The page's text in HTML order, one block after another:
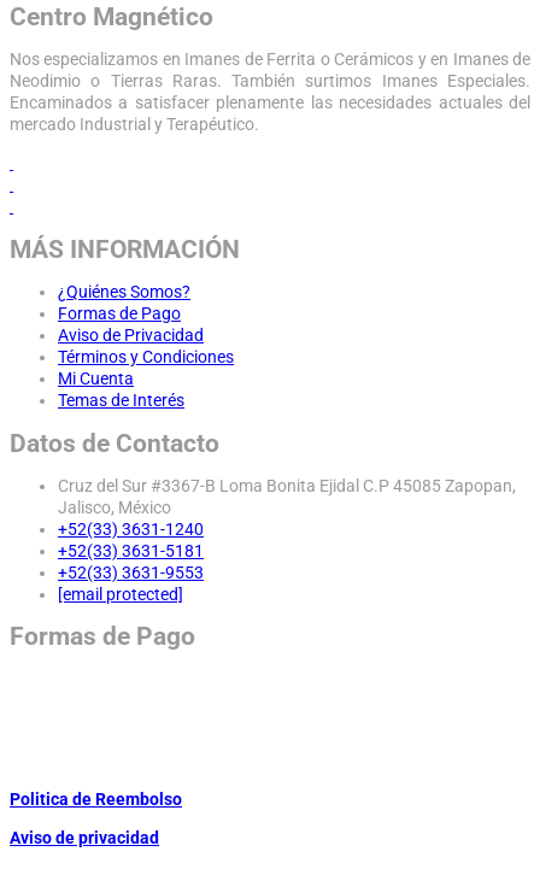
Centro Magnético
Nos especializamos en Imanes de Ferrita o Cerámicos y en Imanes de
Neodimio o Tierras Raras. También surtimos Imanes Especiales.
Encaminados a satisfacer plenamente las necesidades actuales del
mercado Industrial y Terapéutico.
MÁS INFORMACIÓN
¿Quiénes Somos?
Formas de Pago
Aviso de Privacidad
Términos y Condiciones
Mi Cuenta
Temas de Interés
Datos de Contacto
Cruz del Sur #3367-B Loma Bonita Ejidal C.P 45085 Zapopan,
Jalisco, México
+52(33) 3631-1240
+52(33) 3631-5181
+52(33) 3631-9553
[email protected]
Formas de Pago
Politica de Reembolso
Aviso de privacidad